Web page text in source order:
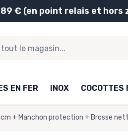
€ (en point relais et hors
EN FER INOX COCOTTES
+ Manchon protection + Brosse